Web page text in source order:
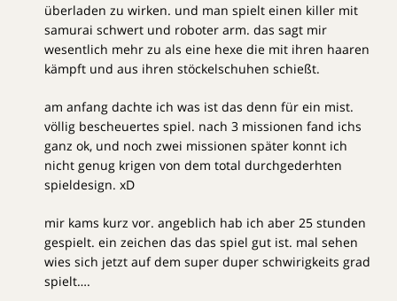
überladen zu wirken. und man spielt einen killer mit
samurai schwert und roboter arm. das sagt mir
wesentlich mehr zu als eine hexe die mit ihren haaren
kämpft und aus ihren stöckelschuhen schießt.
am anfang dachte ich was ist das denn für ein mist.
völlig bescheuertes spiel. nach 3 missionen fand ichs
ganz ok, und noch zwei missionen später konnt ich
nicht genug krigen von dem total durchgederhten
spieldesign. xD
mir kams kurz vor. angeblich hab ich aber 25 stunden
gespielt. ein zeichen das das spiel gut ist. mal sehen
wies sich jetzt auf dem super duper schwirigkeits grad
spielt….